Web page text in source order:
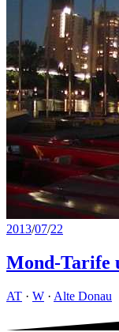
2013/07/22
Mond-Tarife
AT · W · Alte Donau